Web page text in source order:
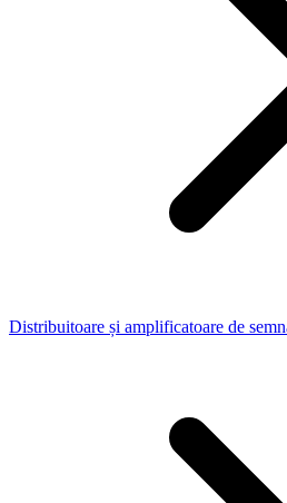
Distribuitoare și amplificatoare de